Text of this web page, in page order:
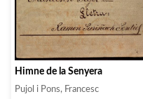
Himne de la Senyera
Pujol i Pons, Francesc